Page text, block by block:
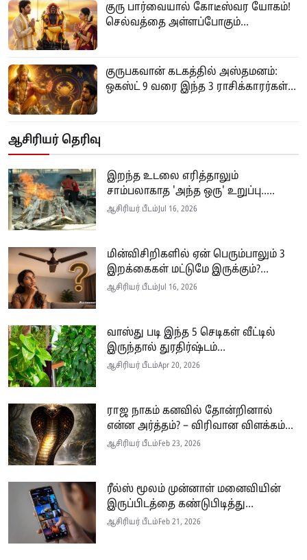
குரு பார்வையால் கோடீஸ்வர யோகம்!
செல்வத்தை அள்ளப்போகும்...
குருபகவான் கடகத்தில் அஸ்தமனம்:
ஒகஸ்ட் 9 வரை இந்த 3 ராசிக்காரர்கள்...
ஆசிரியர் தெரிவு
இறந்த உடலை எரித்தாலும்
சாம்பலாகாத 'அந்த ஒரு' உறுப்பு.....
ஆசிரியர் பீடம் Jul 16, 2026
மின்விசிறிகளில் ஏன் பெரும்பாலும் 3
இறக்கைகள் மட்டுமே இருக்கும்?...
ஆசிரியர் பீடம் Jul 16, 2026
வாஸ்து படி இந்த 5 செடிகள் வீட்டில்
இருந்தால் துரதிர்ஷ்டம்...
ஆசிரியர் பீடம்Apr 20, 2026
ராஜ நாகம் கனவில் தோன்றினால்
என்ன அர்த்தம்? – விரிவான விளக்கம்...
ஆசிரியர் பீடம்Feb 23, 2026
ரீல்ஸ் மூலம் முன்னாள் மனைவியின்
இருப்பிடத்தை கண்டுபிடித்து...
ஆசிரியர் பீடம்Feb 21, 2026